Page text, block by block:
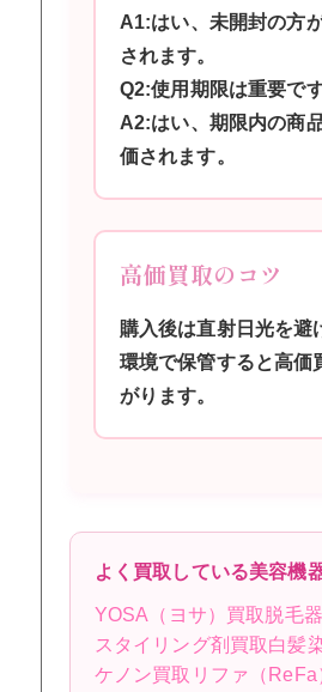
A1:はい、未開封の方
されます。
Q2:使用期限は重要で
A2:はい、期限内の商
価されます。
高価買取のコツ
購入後は直射日光を避
環境で保管すると高価
がります。
よく買取している美容機
YOSA（ヨサ）買取 脱毛
スタイリング剤買取白髪
ケノン買取 リファ（ReFa